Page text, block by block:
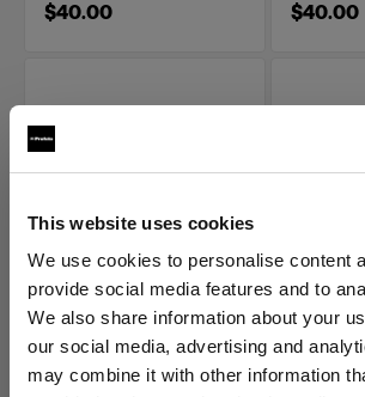
This website uses cookies
We use cookies to personalise content
provide social media features and to
We also share information about your
our social media, advertising and
may combine it with other information
$40.00 $40.00
POWER CABLES
Power Cable C13 5 m
EUR
(0)
POWER
Power
IL